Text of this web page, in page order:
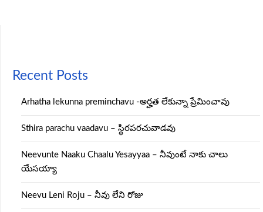
Recent Posts
Arhatha lekunna preminchavu -అర్హత లేకున్నా ప్రేమించావు
Sthira parachu vaadavu – స్థిరపరచువాడవు
Neevunte Naaku Chaalu Yesayyaa – నీవుంటే నాకు చాలు
యేసయ్యా
Neevu Leni Roju – నీవు లేని రోజు